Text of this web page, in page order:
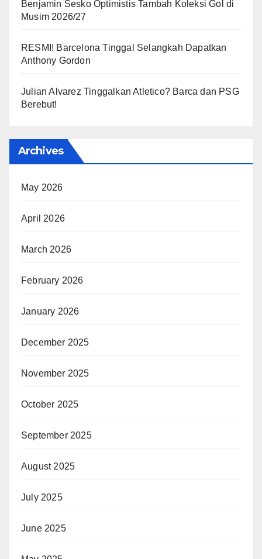
Benjamin Sesko Optimistis Tambah Koleksi Gol di
Musim 2026/27
RESMI! Barcelona Tinggal Selangkah Dapatkan
Anthony Gordon
Julian Alvarez Tinggalkan Atletico? Barca dan PSG
Berebut!
Archives
May 2026
April 2026
March 2026
February 2026
January 2026
December 2025
November 2025
October 2025
September 2025
August 2025
July 2025
June 2025